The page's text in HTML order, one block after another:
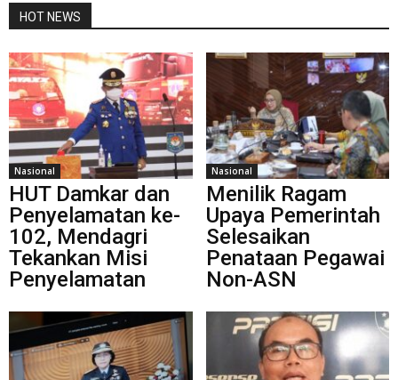
HOT NEWS
Nasional
HUT Damkar dan
Penyelamatan ke-
102, Mendagri
Tekankan Misi
Penyelamatan
Nasional
Menilik Ragam
Upaya Pemerintah
Selesaikan
Penataan Pegawai
Non-ASN